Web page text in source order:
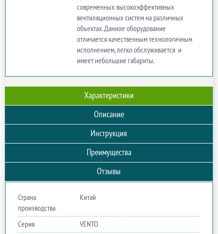
современных высокоэффективных
вентиляционных систем на различных
объектах. Данное оборудование
отличается качественным технологичным
исполнением, легко обслуживается и
имеет небольшие габариты.
Характеристики
Описание
Инструкция
Преимущества
Отзывы
Страна
производства
Китай
Серия
VENTO